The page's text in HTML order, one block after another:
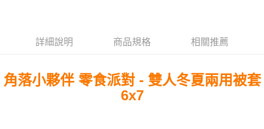
全家★依產品說明
7-11★依產品說明
每筆NT$60，滿NT$699(含以上)免運費
詳細說明 商品規格 相關推薦
角落小夥伴 零食派對 - 雙人冬夏兩用被套
6x7